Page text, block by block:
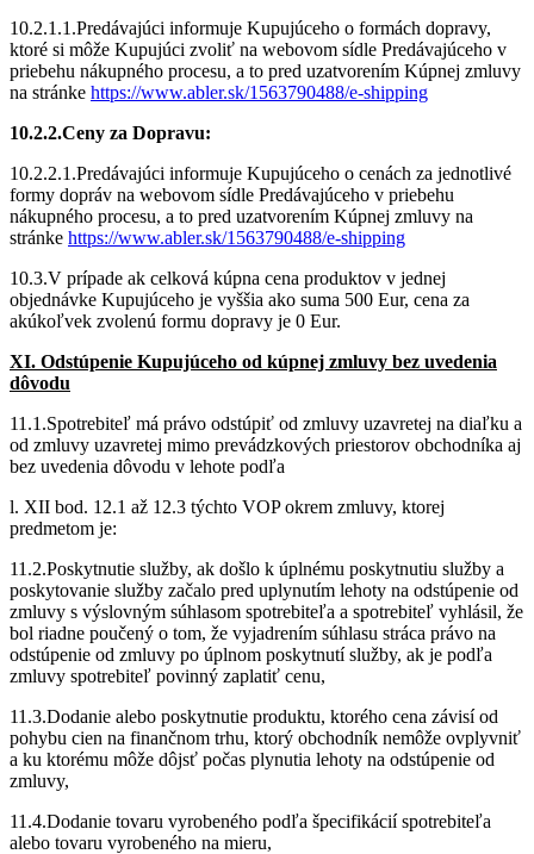
10.2.1.1.Predávajúci informuje Kupujúceho o formách dopravy,
ktoré si môže Kupujúci zvoliť na webovom sídle Predávajúceho v
priebehu nákupného procesu, a to pred uzatvorením Kúpnej zmluvy
na stránke https://www.abler.sk/1563790488/e-shipping
10.2.2.Ceny za Dopravu:
10.2.2.1.Predávajúci informuje Kupujúceho o cenách za jednotlivé
formy dopráv na webovom sídle Predávajúceho v priebehu
nákupného procesu, a to pred uzatvorením Kúpnej zmluvy na
stránke https://www.abler.sk/1563790488/e-shipping
10.3.V prípade ak celková kúpna cena produktov v jednej
objednávke Kupujúceho je vyššia ako suma 500 Eur, cena za
akúkoľvek zvolenú formu dopravy je 0 Eur.
XI. Odstúpenie Kupujúceho od kúpnej zmluvy bez uvedenia
dôvodu
11.1.Spotrebiteľ má právo odstúpiť od zmluvy uzavretej na diaľku a
od zmluvy uzavretej mimo prevádzkových priestorov obchodníka aj
bez uvedenia dôvodu v lehote podľa
l. XII bod. 12.1 až 12.3 týchto VOP okrem zmluvy, ktorej
predmetom je:
11.2.Poskytnutie služby, ak došlo k úplnému poskytnutiu služby a
poskytovanie služby začalo pred uplynutím lehoty na odstúpenie od
zmluvy s výslovným súhlasom spotrebiteľa a spotrebiteľ vyhlásil, že
bol riadne poučený o tom, že vyjadrením súhlasu stráca právo na
odstúpenie od zmluvy po úplnom poskytnutí služby, ak je podľa
zmluvy spotrebiteľ povinný zaplatiť cenu,
11.3.Dodanie alebo poskytnutie produktu, ktorého cena závisí od
pohybu cien na finančnom trhu, ktorý obchodník nemôže ovplyvniť
a ku ktorému môže dôjsť počas plynutia lehoty na odstúpenie od
zmluvy,
11.4.Dodanie tovaru vyrobeného podľa špecifikácií spotrebiteľa
alebo tovaru vyrobeného na mieru,